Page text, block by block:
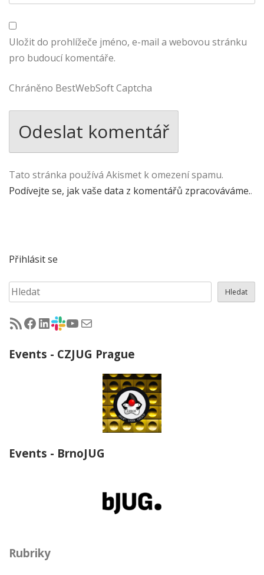
Uložit do prohlížeče jméno, e-mail a webovou stránku
pro budoucí komentáře.
Chráněno BestWebSoft Captcha
Tato stránka používá Akismet k omezení spamu.
Podívejte se, jak vaše data z komentářů zpracováváme..
Přihlásit se
Hledat Hledat
RSS - články na jug.cz
Facebook skupina Czech Java User Group
LinkedIn skupina Czech Java User Group
CZJUG Slack fórum
CZJUG YouTube kanálCZJUG email
Events - CZJUG Prague
Events - BrnoJUG
Rubriky